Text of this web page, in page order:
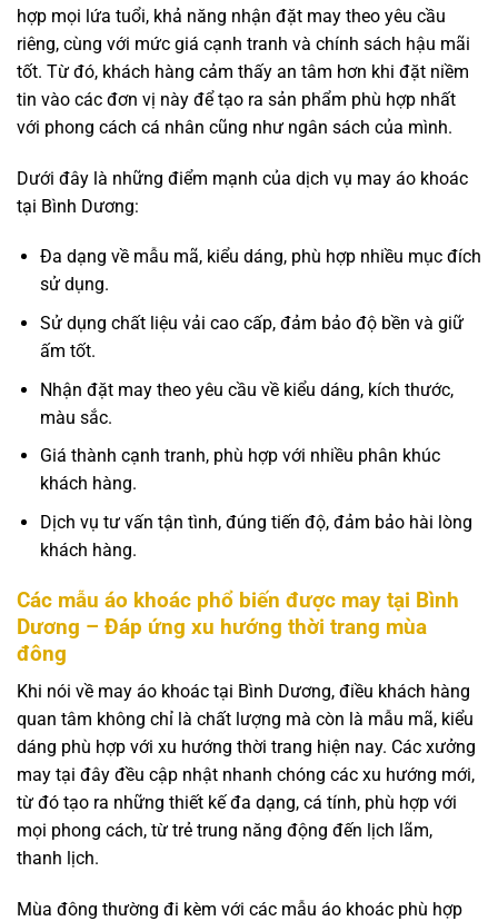
hợp mọi lứa tuổi, khả năng nhận đặt may theo yêu cầu
riêng, cùng với mức giá cạnh tranh và chính sách hậu mãi
tốt. Từ đó, khách hàng cảm thấy an tâm hơn khi đặt niềm
tin vào các đơn vị này để tạo ra sản phẩm phù hợp nhất
với phong cách cá nhân cũng như ngân sách của mình.
Dưới đây là những điểm mạnh của dịch vụ may áo khoác
tại Bình Dương:
Đa dạng về mẫu mã, kiểu dáng, phù hợp nhiều mục đích
sử dụng.
Sử dụng chất liệu vải cao cấp, đảm bảo độ bền và giữ
ấm tốt.
Nhận đặt may theo yêu cầu về kiểu dáng, kích thước,
màu sắc.
Giá thành cạnh tranh, phù hợp với nhiều phân khúc
khách hàng.
Dịch vụ tư vấn tận tình, đúng tiến độ, đảm bảo hài lòng
khách hàng.
Các mẫu áo khoác phổ biến được may tại Bình
Dương – Đáp ứng xu hướng thời trang mùa
đông
Khi nói về may áo khoác tại Bình Dương, điều khách hàng
quan tâm không chỉ là chất lượng mà còn là mẫu mã, kiểu
dáng phù hợp với xu hướng thời trang hiện nay. Các xưởng
may tại đây đều cập nhật nhanh chóng các xu hướng mới,
từ đó tạo ra những thiết kế đa dạng, cá tính, phù hợp với
mọi phong cách, từ trẻ trung năng động đến lịch lãm,
thanh lịch.
Mùa đông thường đi kèm với các mẫu áo khoác phù hợp